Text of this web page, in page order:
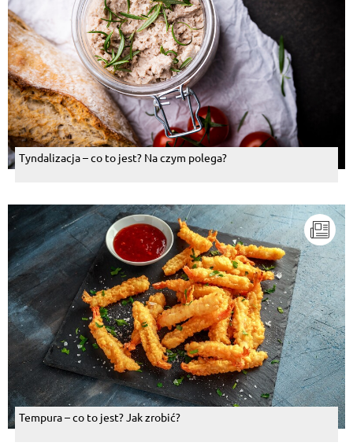
Tyndalizacja – co to jest? Na czym polega?
Tempura – co to jest? Jak zrobić?